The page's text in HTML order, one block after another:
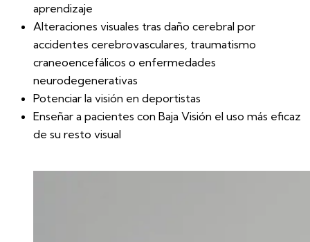
aprendizaje
Alteraciones visuales tras daño cerebral por
accidentes cerebrovasculares, traumatismo
craneoencefálicos o enfermedades
neurodegenerativas
Potenciar la visión en deportistas
Enseñar a pacientes con Baja Visión el uso más eficaz
de su resto visual